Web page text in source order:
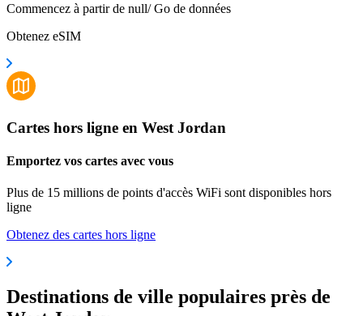
Commencez à partir de null/ Go de données
Obtenez eSIM
Cartes hors ligne en West Jordan
Emportez vos cartes avec vous
Plus de 15 millions de points d'accès WiFi sont disponibles hors
ligne
Obtenez des cartes hors ligne
Destinations de ville populaires près de